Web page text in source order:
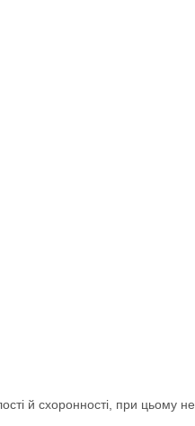
й схоронності, при цьому не